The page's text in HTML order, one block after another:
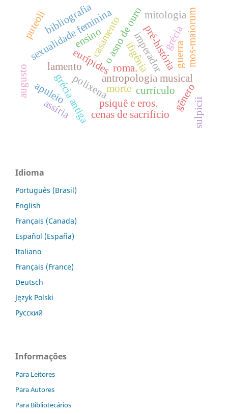
grécia antiga
eurípides ifigênia
polixenamorte
casamento
lamento
antropologia musical
sexualidade femininao asno de ouro
apuleio psiquê e eros.
pré-história
currículo
ensino
cenas de sacrifício
bibliografia
gênero
grécia
mitologia
augusto
mos-maiorum
sulpicii
puteoli
assíria
guerra
imperador
roma.
Idioma
Português (Brasil)
English
Français (Canada)
Español (España)
Italiano
Français (France)
Deutsch
Język Polski
Русский
Informações
Para Leitores
Para Autores
Para Bibliotecários